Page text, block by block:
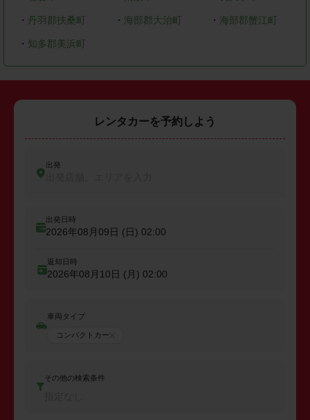
・ 丹羽郡扶桑町 ・ 海部郡大治町 ・ 海部郡蟹江町
・ 知多郡美浜町
レンタカーを予約しよう
出発
出発日時
2026年08月09日 (日) 02:00
返却日時
2026年08月10日 (月) 02:00
車両タイプ
コンパクトカー
その他の検索条件